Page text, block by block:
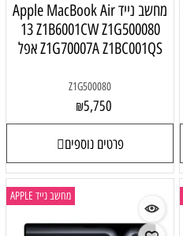
מחשב נייד Apple MacBook Air
13 Z1B6001CW Z1G500080
Z1G70007A Z1BC001QS אפל
Z1G500080
₪5,750
פרטים נוספים
מחשב נייד APPLE